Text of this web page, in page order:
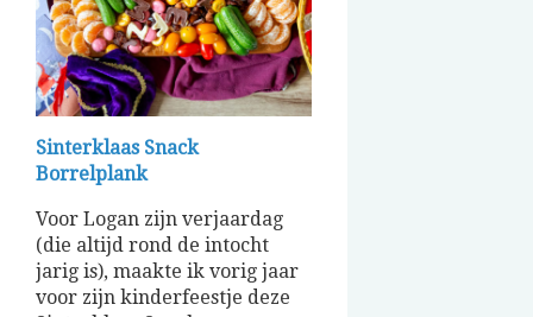
Sinterklaas Snack
Borrelplank
Voor Logan zijn verjaardag
(die altijd rond de intocht
jarig is), maakte ik vorig jaar
voor zijn kinderfeestje deze